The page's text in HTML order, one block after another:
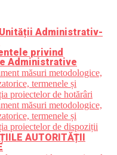
Administrativ-
privind
Administrative
măsuri metodologice,
termenele și
proiectelor de hotărâri
măsuri metodologice,
termenele și
proiectelor de dispoziții
AUTORITĂȚII